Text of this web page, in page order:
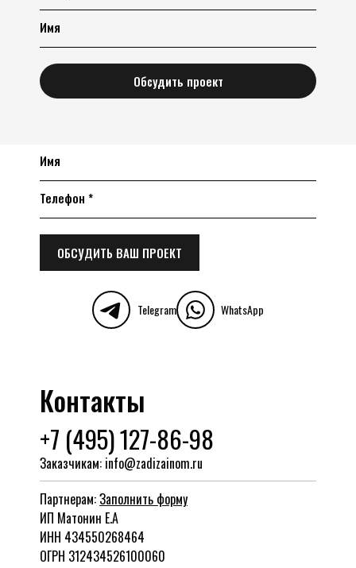
Имя
Обсудить проект
Контакты
+7 (495) 127-86-98
Заказчикам: info@zadizainom.ru
Партнерам:Заполнить форму
ИП Матонин Е.А
ИНН 434550268464
ОГРН 312434526100060
Имя
Телефон *
ОБСУДИТЬ ВАШ ПРОЕКТ
Telegram WhatsApp